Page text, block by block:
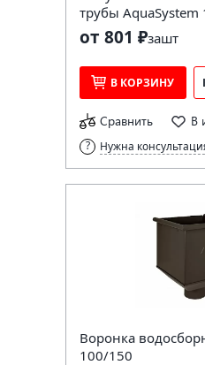
трубы AquaSystem
от 801 ₽зашт
В КОРЗИНУ
Сравнить В
Нужна
Воронка
100/150